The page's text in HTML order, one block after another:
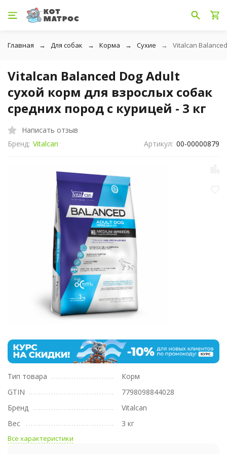
Главная Для собак Корма Сухие Vitalcan
Vitalcan Balanced Dog Adult
сухой корм для взрослых собак
средних пород с курицей - 3 кг
Написать отзыв
Бренд: Vitalcan Артикул: 00-00000879
Тип товара
Корм
GTIN
7798098844028
Бренд
Vitalcan
Вес
3 кг
Все характеристики